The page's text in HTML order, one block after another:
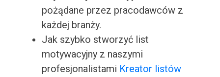
pożądane przez pracodawców z
każdej branży.
Jak szybko stworzyć list
motywacyjny z naszymi
profesjonalistami Kreator listów